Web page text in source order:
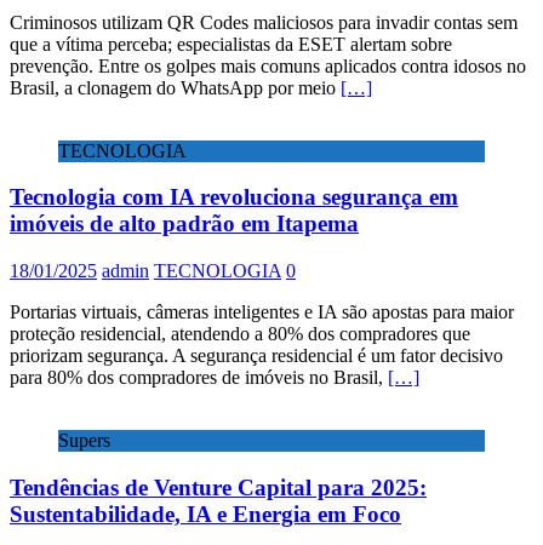
Criminosos utilizam QR Codes maliciosos para invadir contas sem
que a vítima perceba; especialistas da ESET alertam sobre
prevenção. Entre os golpes mais comuns aplicados contra idosos no
Brasil, a clonagem do WhatsApp por meio […]
TECNOLOGIA
Tecnologia com IA revoluciona segurança em
imóveis de alto padrão em Itapema
18/01/2025 admin TECNOLOGIA 0
Portarias virtuais, câmeras inteligentes e IA são apostas para maior
proteção residencial, atendendo a 80% dos compradores que
priorizam segurança. A segurança residencial é um fator decisivo
para 80% dos compradores de imóveis no Brasil, […]
Supers
Tendências de Venture Capital para 2025:
Sustentabilidade, IA e Energia em Foco